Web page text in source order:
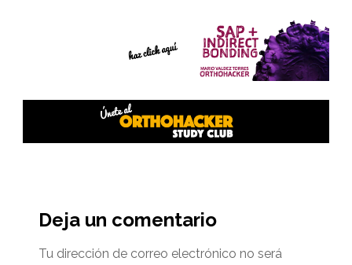
del
lector
Deja un comentario
Tu dirección de correo electrónico no será